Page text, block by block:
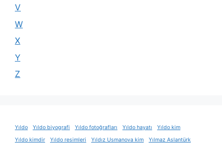
V
W
X
Y
Z
Yıldo Yıldo biyografi Yıldo fotoğrafları Yıldo hayatı
Yıldo kim
Yıldo kimdir
Yıldo resimleri Yıldız Usmanova kim
Yılmaz Aslantürk